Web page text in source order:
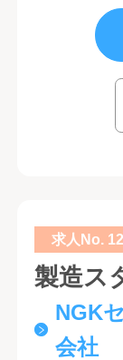
求人No.
製造ス
NGK
会社